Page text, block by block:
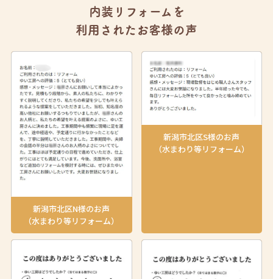
内装リフォームを
利用されたお客様の声
新潟市北区N様のお声
（水まわり等リフォーム）
新潟市北区S様のお声
（水まわり等リフォーム）